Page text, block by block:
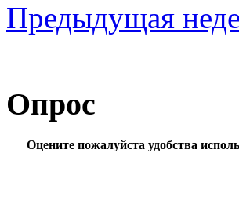
Предыдущая
Опрос
Оцените пожалуйста удобства